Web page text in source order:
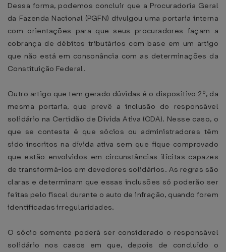
Dessa forma, podemos concluir que a Procuradoria Geral
da Fazenda Nacional (PGFN) divulgou uma portaria interna
com orientações para que seus procuradores façam a
cobrança de débitos tributários com base em um artigo
que não está em consonância com as determinações da
Constituição Federal.
Outro artigo que tem gerado dúvidas é o dispositivo 2º, da
mesma portaria, que prevê a inclusão do responsável
solidário na Certidão de Dívida Ativa (CDA). Nesse caso, o
que se contesta é que sócios ou administradores têm
sido inscritos na dívida ativa sem que fique comprovado
que estão envolvidos em circunstâncias ilícitas capazes
de transformá-los em devedores solidários. As regras são
claras e determinam que essas inclusões só poderão ser
feitas pelo fiscal durante o auto de infração, quando forem
identificadas irregularidades.
O sócio somente poderá ser considerado o responsável
solidário nos casos em que, depois de concluído o